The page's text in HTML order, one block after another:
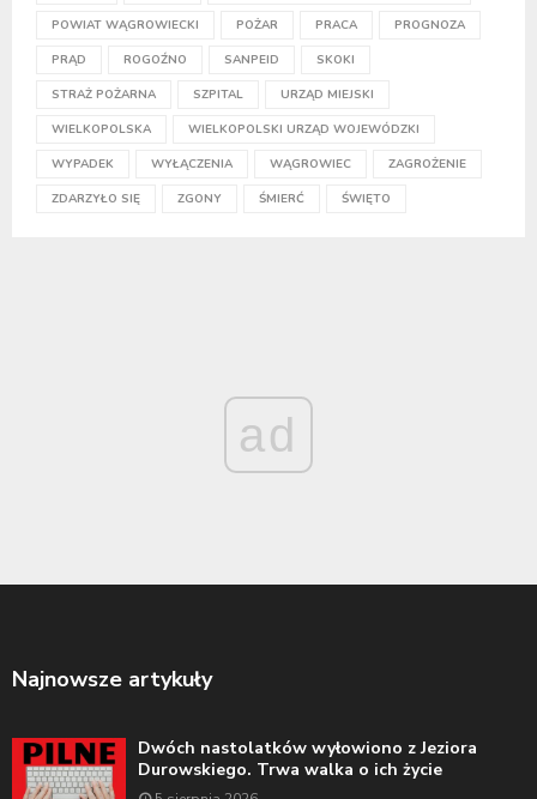
POWIAT WĄGROWIECKI POŻAR PRACA PROGNOZA
PRĄD ROGOŹNO SANPEID SKOKI
STRAŻ POŻARNA SZPITAL URZĄD MIEJSKI
WIELKOPOLSKA WIELKOPOLSKI URZĄD WOJEWÓDZKI
WYPADEK WYŁĄCZENIA WĄGROWIEC ZAGROŻENIE
ZDARZYŁO SIĘ ZGONY ŚMIERĆ ŚWIĘTO
ad
Najnowsze artykuły
Dwóch nastolatków wyłowiono z Jeziora
Durowskiego. Trwa walka o ich życie